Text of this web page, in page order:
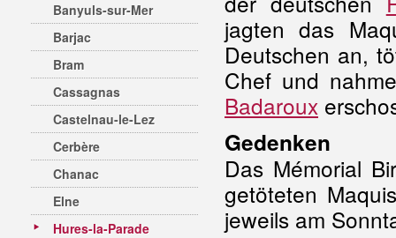
Banyuls-sur-Mer
Barjac
Bram
Cassagnas
Castelnau-le-Lez
Cerbère
Chanac
Elne
Hures-la-Parade
jagten das
Deutschen an,
Chef und
Badaroux
Gedenken
Das Mémorial
getöteten
jeweils am